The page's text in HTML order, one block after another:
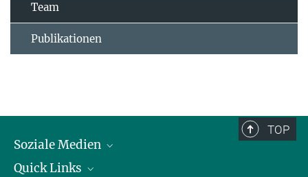
Team
Publikationen
TOP
Soziale Medien
LinkedIn
Quick Links